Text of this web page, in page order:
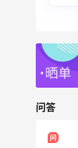
问答
问
2天21小时